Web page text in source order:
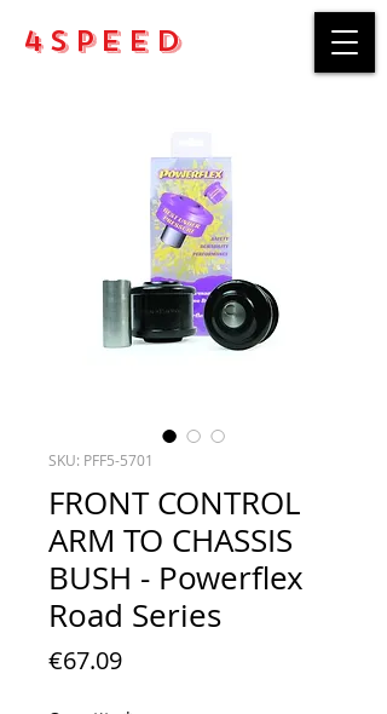
4Speed
SKU: PFF5-5701
FRONT CONTROL
ARM TO CHASSIS
BUSH - Powerflex
Road Series
€67.09Price